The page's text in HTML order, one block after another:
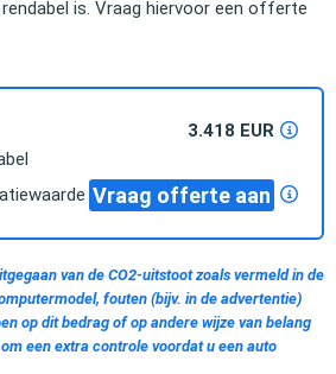
is. Vraag hiervoor een offerte
3.418 EUR
Vraag offerte aan
van de CO2-uitstoot zoals vermeld in de
fouten (bijv. in de advertentie)
op dit bedrag of op andere wijze van belang
een extra controle voordat u een auto